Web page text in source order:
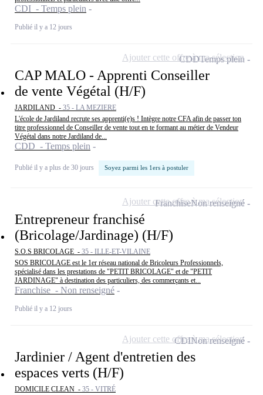
CDI - Temps plein
Publié il y a 12 jours
CAP MALO - Apprenti Conseiller
de vente Végétal (H/F)
JARDILAND - 35 - LA MEZIERE
L'école de Jardiland recrute ses apprenti(e)s ! Intègre notre CFA afin de passer ton
titre professionnel de Conseiller de vente tout en te formant au métier de Vendeur
Végétal dans notre Jardiland de...
CDD - Temps plein
Publié il y a plus de 30 jours Soyez parmi les 1ers à postuler
CDDTemps plein
Ajouter cette offre à ma sélection
Entrepreneur franchisé
(Bricolage/Jardinage) (H/F)
S.O.S BRICOLAGE - 35 - ILLE-ET-VILAINE
SOS BRICOLAGE est le 1er réseau national de Bricoleurs Professionnels,
spécialisé dans les prestations de "PETIT BRICOLAGE" et de "PETIT
JARDINAGE" à destination des particuliers, des commerçants et...
Franchise - Non renseigné
Publié il y a 12 jours
FranchiseNon renseigné
Ajouter cette offre à ma sélection
Jardinier / Agent d'entretien des
espaces verts (H/F)
DOMICILE CLEAN - 35 - VITRÉ
CDINon renseigné
Ajouter cette offre à ma sélection